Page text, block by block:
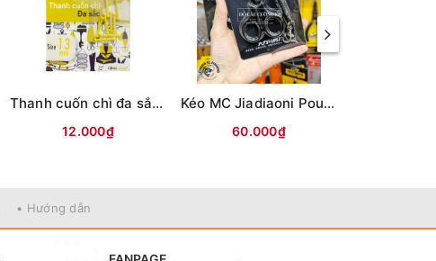
Thanh cuốn chì đa sắc Qinglong
12.000₫
Kéo MC Jiadiaoni Pourcool (kèm dây lò xo)
60.000₫
• Hướng dẫn